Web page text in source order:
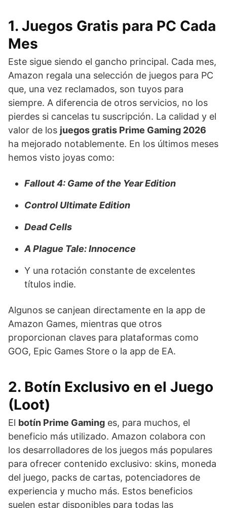
1. Juegos Gratis para PC Cada
Mes
Este sigue siendo el gancho principal. Cada mes,
Amazon regala una selección de juegos para PC
que, una vez reclamados, son tuyos para
siempre. A diferencia de otros servicios, no los
pierdes si cancelas tu suscripción. La calidad y el
valor de los juegos gratis Prime Gaming 2026
ha mejorado notablemente. En los últimos meses
hemos visto joyas como:
Fallout 4: Game of the Year Edition
Control Ultimate Edition
Dead Cells
A Plague Tale: Innocence
Y una rotación constante de excelentes
títulos indie.
Algunos se canjean directamente en la app de
Amazon Games, mientras que otros
proporcionan claves para plataformas como
GOG, Epic Games Store o la app de EA.
2. Botín Exclusivo en el Juego
(Loot)
El botín Prime Gaming es, para muchos, el
beneficio más utilizado. Amazon colabora con
los desarrolladores de los juegos más populares
para ofrecer contenido exclusivo: skins, moneda
del juego, packs de cartas, potenciadores de
experiencia y mucho más. Estos beneficios
suelen estar disponibles para todas las